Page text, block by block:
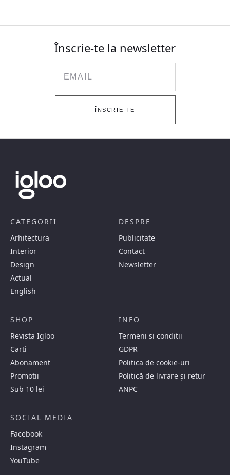
Înscrie-te la newsletter
ÎNSCRIE-TE
CATEGORII
Arhitectura
Interior
Design
Actual
English
DESPRE
Publicitate
Contact
Newsletter
SHOP
Revista Igloo
Carti
Abonament
Promotii
Sub 10 lei
INFO
Termeni si conditii
GDPR
Politica de cookie-uri
Politică de livrare și retur
ANPC
SOCIAL MEDIA
Facebook
Instagram
YouTube